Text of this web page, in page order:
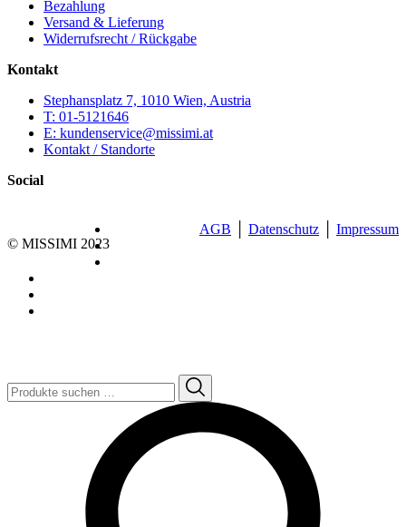
Bezahlung
Versand & Lieferung
Widerrufsrecht / Rückgabe
Kontakt
Stephansplatz 7, 1010 Wien, Austria
T: 01-5121646
E: kundenservice@missimi.at
Kontakt / Standorte
Social
© MISSIMI 2023
AGB Datenschutz Impressum
Suchen
nach: